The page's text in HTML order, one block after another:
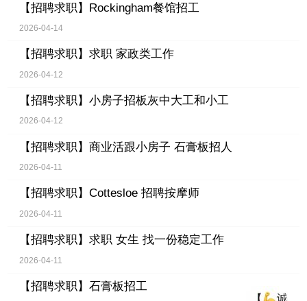
【招聘求职】 Rockingham餐馆招工
2026-04-14
【招聘求职】 求职 家政类工作
2026-04-12
【招聘求职】 小房子招板灰中大工和小工
2026-04-12
【招聘求职】 商业活跟小房子 石膏板招人
2026-04-11
【招聘求职】 Cottesloe 招聘按摩师
2026-04-11
【招聘求职】 求职 女生 找一份稳定工作
2026-04-11
【招聘求职】 石膏板招工